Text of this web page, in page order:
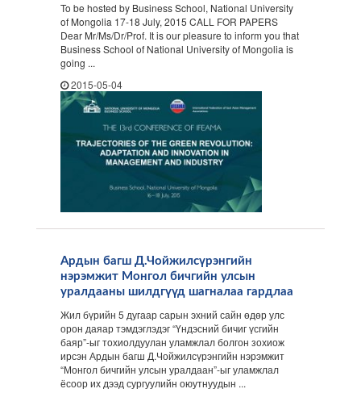
To be hosted by Business School, National University
of Mongolia 17-18 July, 2015 CALL FOR PAPERS
Dear Mr/Ms/Dr/Prof. It is our pleasure to inform you that
Business School of National University of Mongolia is
going ...
2015-05-04
Ардын багш Д.Чойжилсүрэнгийн
нэрэмжит Монгол бичгийн улсын
уралдааны шилдгүүд шагналаа гардлаа
Жил бүрийн 5 дугаар сарын эхний сайн өдөр улс
орон даяар тэмдэглэдэг “Үндэсний бичиг үсгийн
баяр”-ыг тохиолдуулан уламжлал болгон зохиож
ирсэн Ардын багш Д.Чойжилсүрэнгийн нэрэмжит
“Монгол бичгийн улсын уралдаан”-ыг уламжлал
ёсоор их дээд сургуулийн оюутнуудын ...